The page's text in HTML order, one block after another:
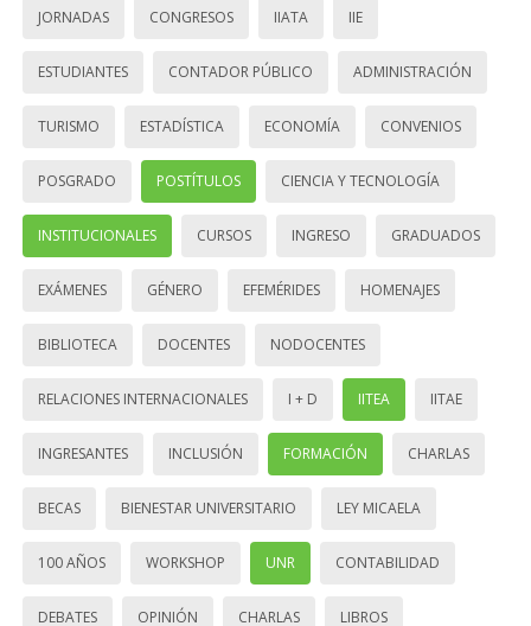
JORNADAS CONGRESOS IIATA IIE
ESTUDIANTES CONTADOR PÚBLICO ADMINISTRACIÓN
TURISMO ESTADÍSTICA ECONOMÍA CONVENIOS
POSGRADO POSTÍTULOS CIENCIA Y TECNOLOGÍA
INSTITUCIONALES CURSOS INGRESO GRADUADOS
EXÁMENES GÉNERO EFEMÉRIDES HOMENAJES
BIBLIOTECA DOCENTES NODOCENTES
RELACIONES INTERNACIONALES I + D IITEA IITAE
INGRESANTES INCLUSIÓN FORMACIÓN CHARLAS
BECAS BIENESTAR UNIVERSITARIO LEY MICAELA
100 AÑOS WORKSHOP UNR CONTABILIDAD
DEBATES OPINIÓN CHARLAS LIBROS